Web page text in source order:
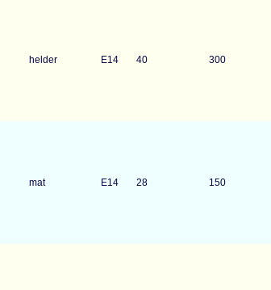
helder E14 40 300
mat E14 28 150